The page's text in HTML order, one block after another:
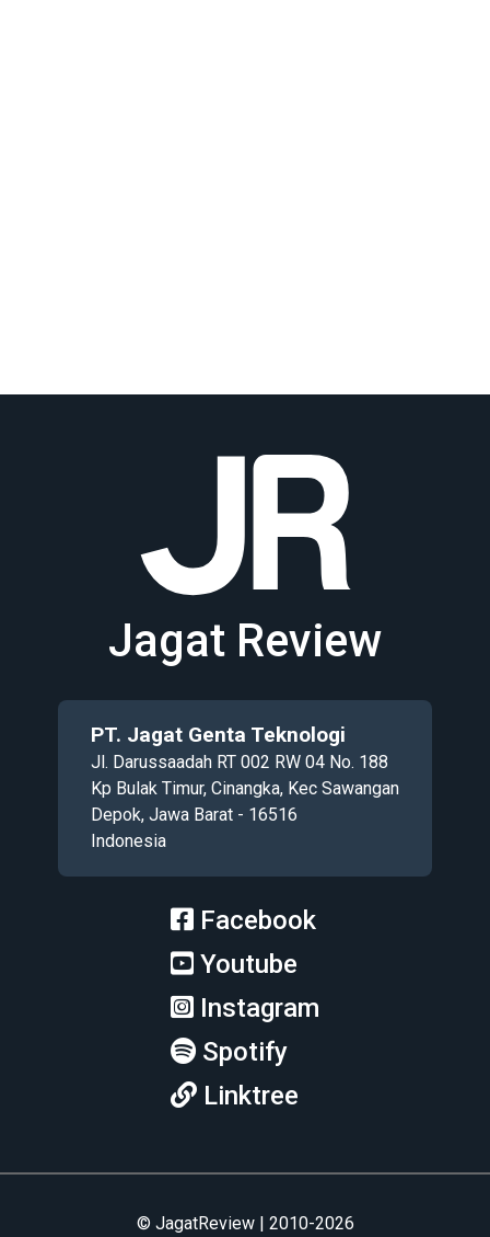
Jagat Review
PT. Jagat Genta Teknologi
Jl. Darussaadah RT 002 RW 04 No. 188
Kp Bulak Timur, Cinangka, Kec Sawangan
Depok, Jawa Barat - 16516
Indonesia
Facebook
Youtube
Instagram
Spotify
Linktree
© JagatReview | 2010-2026